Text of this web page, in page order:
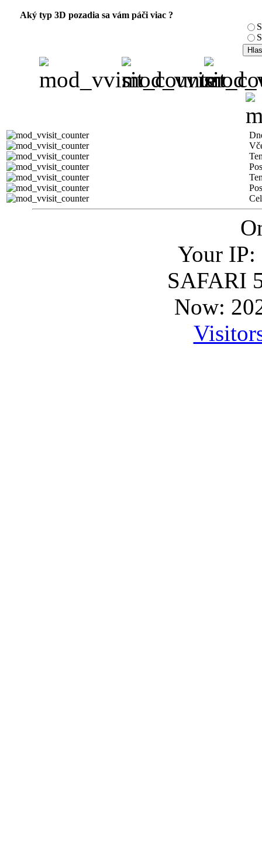
Aký typ 3D pozadia sa vám páči viac ?
Your IP:
SAFARI
Now: